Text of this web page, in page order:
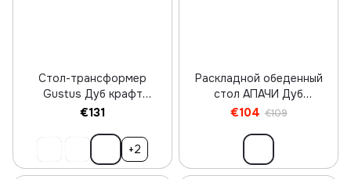
Стол-трансформер
Gustus Дуб крафт
золотой
€131
+2
Раскладной обеденный
стол АПАЧИ Дуб
аппалачи/Черный
€104 €109